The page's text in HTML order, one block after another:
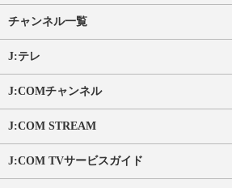
チャンネル一覧
J:テレ
J:COMチャンネル
J:COM STREAM
J:COM TVサービスガイド